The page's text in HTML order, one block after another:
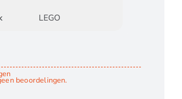
LEGO
beoordelingen.